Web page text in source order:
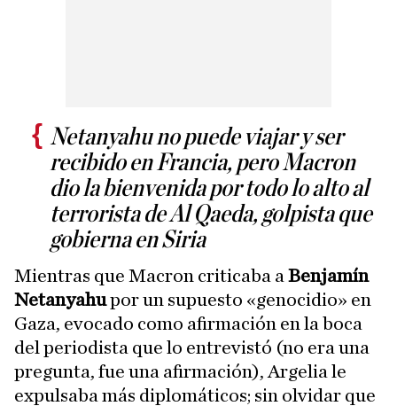
Netanyahu no puede viajar y ser
recibido en Francia, pero Macron
dio la bienvenida por todo lo alto al
terrorista de Al Qaeda, golpista que
gobierna en Siria
Mientras que Macron criticaba a Benjamín
Netanyahupor un supuesto «genocidio» en
Gaza, evocado como afirmación en la boca
del periodista que lo entrevistó (no era una
pregunta, fue una afirmación), Argelia le
expulsaba más diplomáticos; sin olvidar que